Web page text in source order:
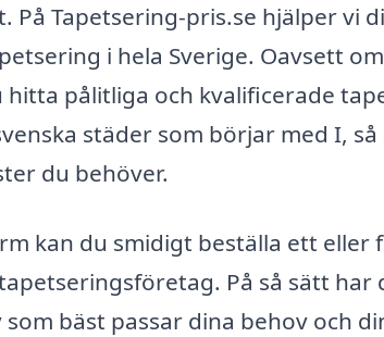
På Tapetsering-pris.se hjälper vi
i hela Sverige. Oavsett
pålitliga och kvalificerade
städer som börjar med I,
du behöver.
kan du smidigt beställa ett
På så sätt
bäst passar dina behov och